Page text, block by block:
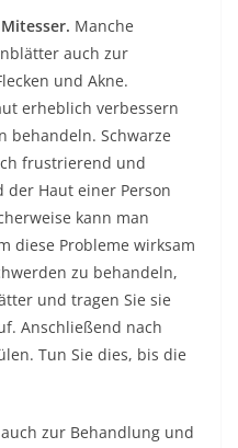
Manche
auch zur
und Akne.
erheblich verbessern
behandeln. Schwarze
frustrierend und
der Haut einer Person
kann man
diese Probleme wirksam
zu behandeln,
und tragen Sie sie
Anschließend nach
Tun Sie dies, bis die
zur Behandlung und